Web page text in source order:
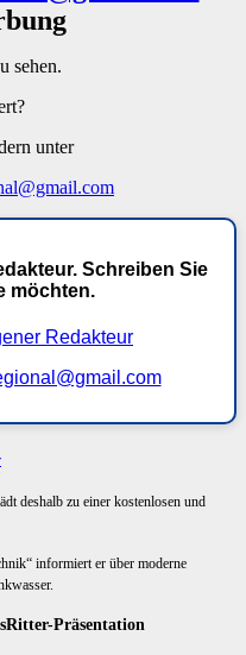
sehen.
unter
Schreiben Sie
möchten.
deshalb zu einer kostenlosen und
informiert er über moderne
Präsentation